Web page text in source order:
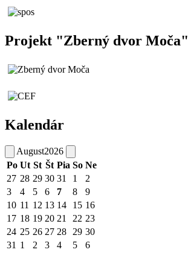
Projekt "Zberný dvor Moča"
Kalendár
August2026
Po Ut St Št Pia So Ne
27 28 29 30 31 1
2
3
4 5 6 7 8
9
10 11 12 13 14 15 16
17 18 19 20 21 22 23
24 25 26 27 28 29 30
31 1 2 3 4 5 6